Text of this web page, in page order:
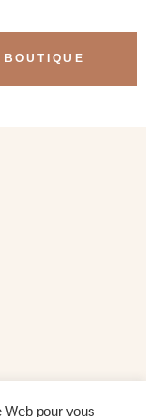
Web pour vous